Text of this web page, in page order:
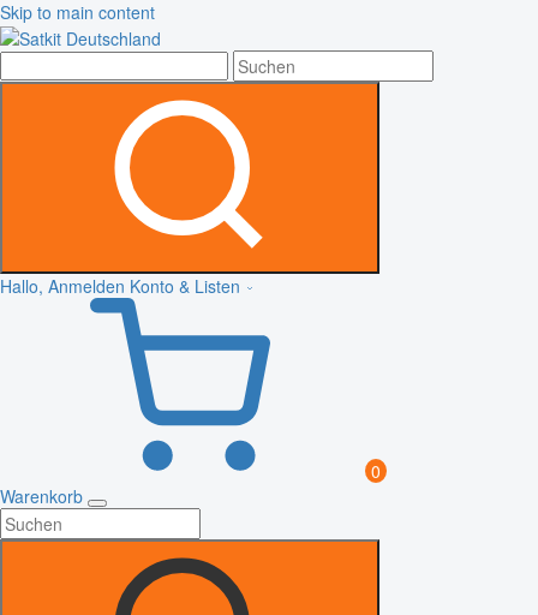
Skip to main content
Hallo, Anmelden Konto & Listen
0
Warenkorb